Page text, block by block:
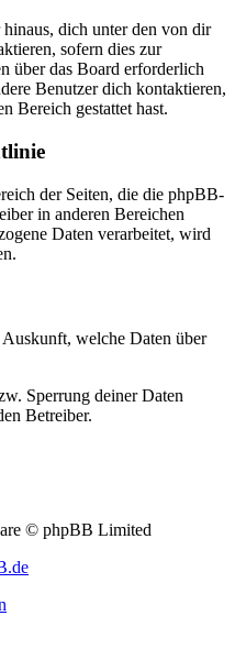
dich unter den von dir
sofern dies zur
über das Board erforderlich
Benutzer dich kontaktieren,
Bereich gestattet hast.
der Seiten, die die phpBB-
in anderen Bereichen
Daten verarbeitet, wird
welche Daten über
Sperrung deiner Daten
Betreiber.
© phpBB Limited